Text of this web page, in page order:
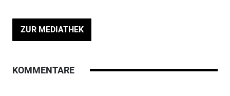
ZUR MEDIATHEK
KOMMENTARE